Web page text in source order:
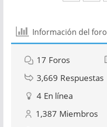
Información del foro
17 Foros
3,669 Respuestas
4 En línea
1,387 Miembros